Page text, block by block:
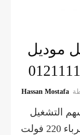
موديل
Hassan Mostafa
التشغيل
المواصفات الفنية للماكينة : كهرباء 220 فولت